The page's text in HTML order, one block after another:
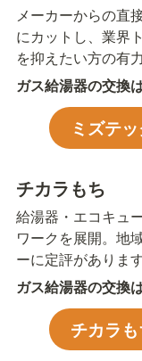
メーカーからの直
にカットし、業界
を抑えたい方の有
ガス給湯器の交換
ミズテ
チカラもち
給湯器・エコキュ
ワークを展開。地
ーに定評があります
ガス給湯器の交換
チカラ